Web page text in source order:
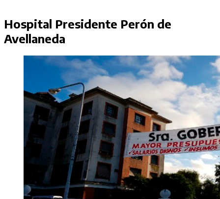
Hospital Presidente Perón de
Avellaneda